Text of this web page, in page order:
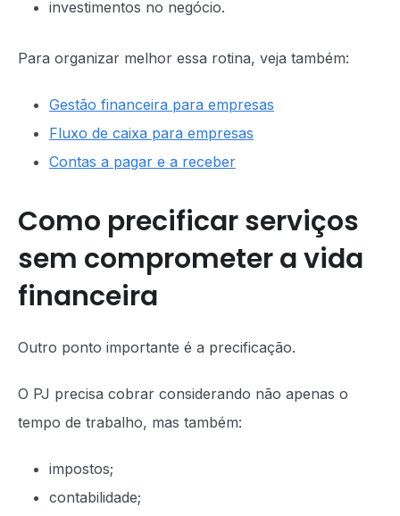
investimentos no negócio.
Para organizar melhor essa rotina, veja também:
Gestão financeira para empresas
Fluxo de caixa para empresas
Contas a pagar e a receber
Como precificar serviços
sem comprometer a vida
financeira
Outro ponto importante é a precificação.
O PJ precisa cobrar considerando não apenas o
tempo de trabalho, mas também:
impostos;
contabilidade;